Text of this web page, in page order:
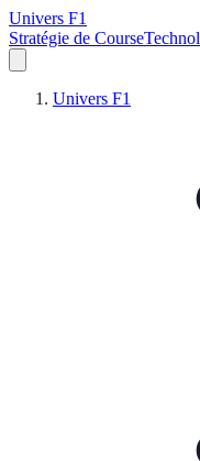
Univers F1
Stratégie de Course
Univers F1